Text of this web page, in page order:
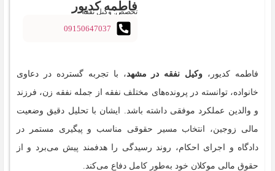
فاطمه کدیور
تخصص: وکیل نفقه
09150647037
فاطمه کدیور، وکیل نفقه در مشهد، با تجربه گسترده در دعاوی
خانواده، توانسته در پرونده‌های مختلف نفقه از جمله نفقه زن، فرزند
و والدین عملکرد موفقی داشته باشد. ایشان با تحلیل دقیق وضعیت
مالی زوجین، انتخاب مسیر حقوقی مناسب و پیگیری مستمر در
دادگاه و اجرای احکام، روند رسیدگی را هدفمند پیش می‌برد و از
حقوق مالی موکلان خود به‌طور کامل دفاع می‌کند.